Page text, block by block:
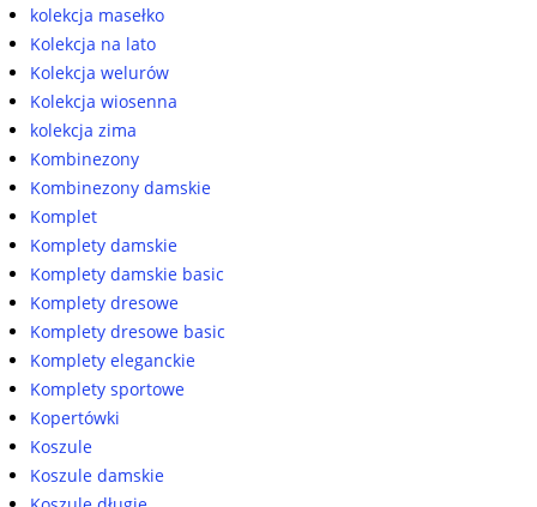
kolekcja masełko
Kolekcja na lato
Kolekcja welurów
Kolekcja wiosenna
kolekcja zima
Kombinezony
Kombinezony damskie
Komplet
Komplety damskie
Komplety damskie basic
Komplety dresowe
Komplety dresowe basic
Komplety eleganckie
Komplety sportowe
Kopertówki
Koszule
Koszule damskie